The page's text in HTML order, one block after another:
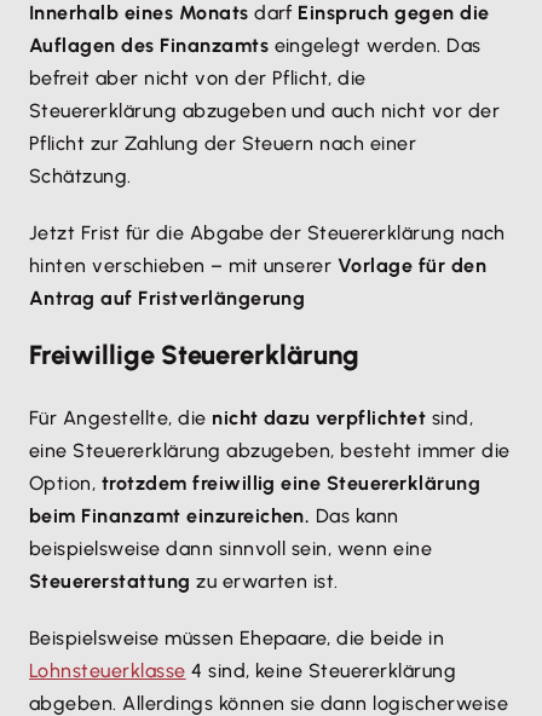
Innerhalb eines Monats darf Einspruch gegen die
Auflagen des Finanzamts eingelegt werden. Das
befreit aber nicht von der Pflicht, die
Steuererklärung abzugeben und auch nicht vor der
Pflicht zur Zahlung der Steuern nach einer
Schätzung.
Jetzt Frist für die Abgabe der Steuererklärung nach
hinten verschieben – mit unserer Vorlage für den
Antrag auf Fristverlängerung
Freiwillige Steuererklärung
Für Angestellte, die nicht dazu verpflichtet sind,
eine Steuererklärung abzugeben, besteht immer die
Option, trotzdem freiwillig eine Steuererklärung
beim Finanzamt einzureichen. Das kann
beispielsweise dann sinnvoll sein, wenn eine
Steuererstattung zu erwarten ist.
Beispielsweise müssen Ehepaare, die beide in
Lohnsteuerklasse 4 sind, keine Steuererklärung
abgeben. Allerdings können sie dann logischerweise